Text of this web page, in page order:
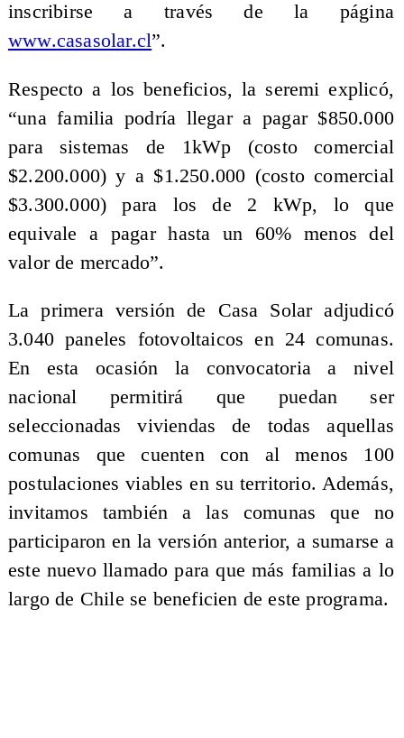
inscribirse a través de la página
www.casasolar.cl”.
Respecto a los beneficios, la seremi explicó,
“una familia podría llegar a pagar $850.000
para sistemas de 1kWp (costo comercial
$2.200.000) y a $1.250.000 (costo comercial
$3.300.000) para los de 2 kWp, lo que
equivale a pagar hasta un 60% menos del
valor de mercado”.
La primera versión de Casa Solar adjudicó
3.040 paneles fotovoltaicos en 24 comunas.
En esta ocasión la convocatoria a nivel
nacional permitirá que puedan ser
seleccionadas viviendas de todas aquellas
comunas que cuenten con al menos 100
postulaciones viables en su territorio. Además,
invitamos también a las comunas que no
participaron en la versión anterior, a sumarse a
este nuevo llamado para que más familias a lo
largo de Chile se beneficien de este programa.